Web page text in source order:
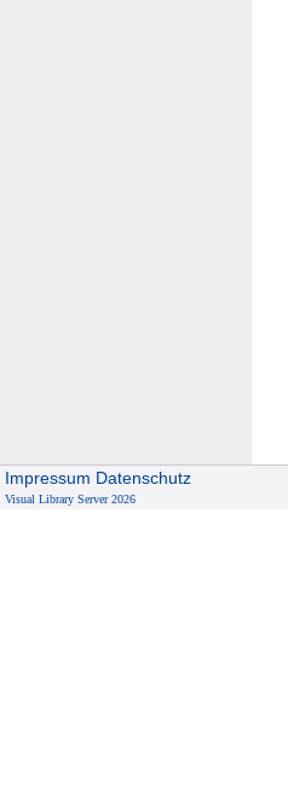
Impressum Datenschutz
Visual Library Server 2026